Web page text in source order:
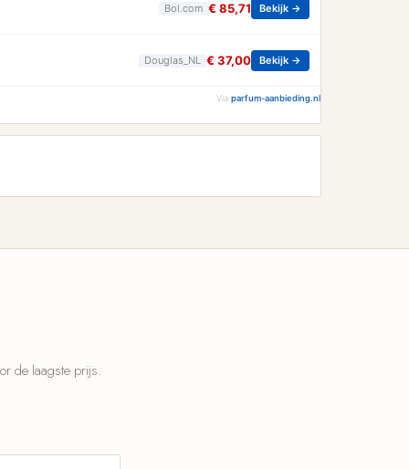
Bol.com € 85,71 Bekijk →
Douglas_NL € 37,00 Bekijk →
Via parfum-aanbieding.nl
de laagste prijs.